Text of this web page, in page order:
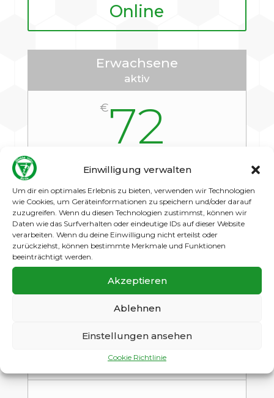
Einwilligung verwalten
Um dir ein optimales Erlebnis zu bieten, verwenden wir Technologien
wie Cookies, um Geräteinformationen zu speichern und/oder darauf
zuzugreifen. Wenn du diesen Technologien zustimmst, können wir
Daten wie das Surfverhalten oder eindeutige IDs auf dieser Website
verarbeiten. Wenn du deine Einwilligung nicht erteilst oder
zurückziehst, können bestimmte Merkmale und Funktionen
beeinträchtigt werden.
Akzeptieren
Ablehnen
Einstellungen ansehen
Cookie Richtlinie
Online
Erwachsene
aktiv
€72
quartalsweise
Erwachsene / Jugendliche
45